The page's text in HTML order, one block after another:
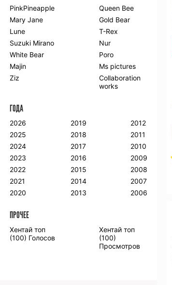
Драма
Игры
Исторический
Магия
Фантастика
Фэнтези
Мистика
Попаданцы в
другой мир
Хентай
ПО ГОДУ
2023
2022
2021
2020
2019
2018
2017
2016
2013
2012
2011
2010
2009
2008
2005
2004
2003
2002
2001
2000
ПРОЧЕЕ
Аниме фильмы Аниме OVA
PinkPineapple
Queen Bee
Mary Jane
Gold Bear
Lune
T-Rex
Suzuki Mirano
Nur
White Bear
Poro
Majin
Ms pictures
Ziz
Collaboration
works
ГОДА
2026
2025
2024
2023
2022
2021
2020
2019
2018
2017
2016
2015
2014
2013
2012
2011
2010
2009
2008
2007
2006
ПРОЧЕЕ
Хентай топ
(100) Голосов
Хентай топ
(100)
Просмотров